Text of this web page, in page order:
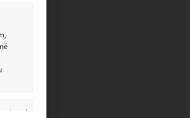
aktivní